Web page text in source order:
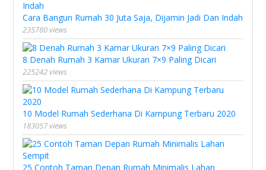
Cara Bangun Rumah 30 Juta Saja, Dijamin Jadi Dan Indah
235780 views
8 Denah Rumah 3 Kamar Ukuran 7×9 Paling Dicari
225242 views
10 Model Rumah Sederhana Di Kampung Terbaru 2020
183057 views
25 Contoh Taman Depan Rumah Minimalis Lahan